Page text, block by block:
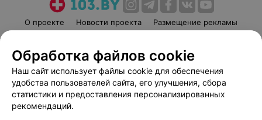
О проекте Новости проекта
Размещение рекламы
Пользовательское соглашение
Способы оплаты
Вакансии
Партнеры
Написать руководителю 103.by
Обработка файлов cookie
Наш сайт использует файлы cookie для обеспечения
удобства пользователей сайта, его улучшения, сбора
статистики и предоставления персонализированных
рекомендаций.